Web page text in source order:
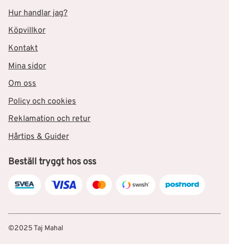
Hur handlar jag?
Köpvillkor
Kontakt
Mina sidor
Om oss
Policy och cookies
Reklamation och retur
Hårtips & Guider
Beställ tryggt hos oss
©2025 Taj Mahal